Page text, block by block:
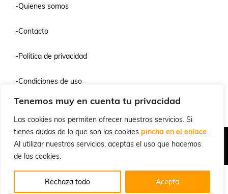
Tenemos muy en cuenta tu privacidad
Las cookies nos permiten ofrecer nuestros servicios. Si
tienes dudas de lo que son las cookies pincha en el enlace.
Al utilizar nuestros servicios, aceptas el uso que hacemos
de las cookies.
Rechaza todo Acepta
-Quienes somos
-Contacto
-Política de privacidad
-Condiciones de uso
-Preguntas frecuentes
Quiénes Somos Condiciones de Venta y Uso
Política de Privacidad